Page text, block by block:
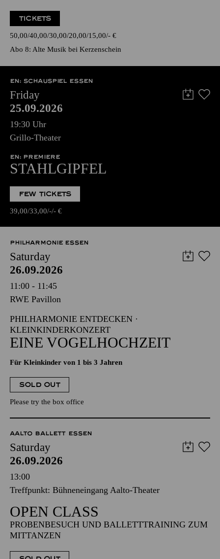
TICKETS
50,00 40,00 30,00 20,00 15,00 - €
Abo 8: Alte Musik bei Kerzenschein
EN: SCHAUSPIEL ESSEN
Friday
25.09.2026
19:30 Uhr
Grillo-Theater
EN: PREMIERE
STAHLGIPFEL
FEW TICKETS
39,00 33,00 - - €
PHILHARMONIE ESSEN
Saturday
26.09.2026
11:00 - 11:45
RWE Pavillon
PHILHARMONIE ENTDECKEN ·
KLEINKINDERKONZERT
EINE VOGELHOCHZEIT
Für Kleinkinder von 1 bis 3 Jahren
SOLD OUT
Please try the box office
AALTO BALLETT ESSEN
Saturday
26.09.2026
13:00
Treffpunkt: Bühneneingang Aalto-Theater
OPEN CLASS
PROBENBESUCH UND BALLETTTRAINING ZUM
MITTANZEN